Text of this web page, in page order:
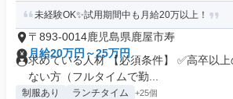
未経験OK✨試用期間中も月給20万以上！
〒893-0014鹿児島県鹿屋市寿
月給20万円～25万円
求めている人材 【必須条件】 ✅高卒以
ない方（フルタイムで勤...
制服あり ランチタイム +25個